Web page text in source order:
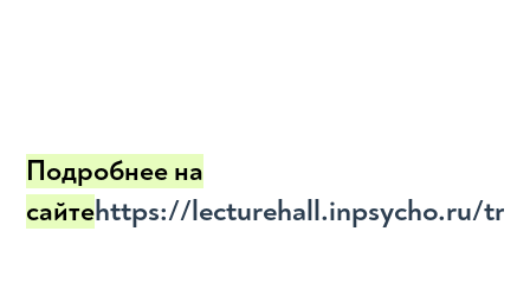
Подробнее на
сайтеhttps://lecturehall.inpsycho.ru/